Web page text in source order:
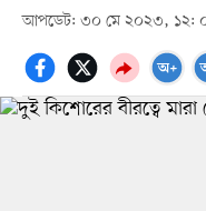
আপডেট: ৩০ মে ২০২৩, ১২: